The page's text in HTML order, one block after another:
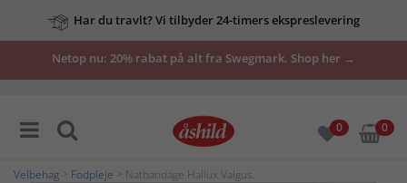
Har du travlt? Vi tilbyder 24-timers ekspreslevering
Netop nu: 20% rabat på alt fra Swegmark. Shop her →
0 0
Velbehag Fodpleje > Natbandage Hallux Valgus.